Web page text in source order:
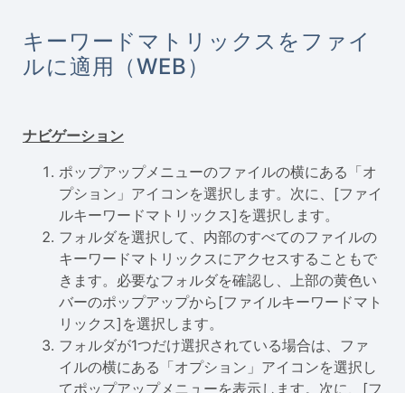
キーワードマトリックスをファイ
ルに適用（WEB）
ナビゲーション
ポップアップメニューのファイルの横にある「オ
プション」アイコンを選択します。次に、[ファイ
ルキーワードマトリックス]を選択します。
フォルダを選択して、内部のすべてのファイルの
キーワードマトリックスにアクセスすることもで
きます。必要なフォルダを確認し、上部の黄色い
バーのポップアップから[ファイルキーワードマト
リックス]を選択します。
フォルダが1つだけ選択されている場合は、ファ
イルの横にある「オプション」アイコンを選択し
てポップアップメニューを表示します。次に、[フ